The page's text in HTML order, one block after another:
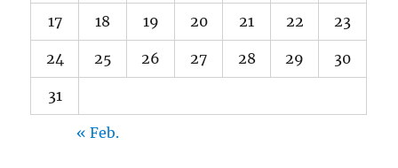
17 18 19 20 21 22 23
24 25 26 27 28 29 30
31
« Feb.